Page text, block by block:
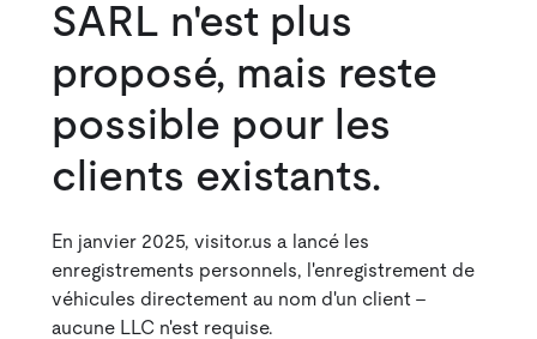
SARL n'est plus
proposé, mais reste
possible pour les
clients existants.
En janvier 2025, visitor.us a lancé les
enregistrements personnels, l'enregistrement de
véhicules directement au nom d'un client -
aucune LLC n'est requise.